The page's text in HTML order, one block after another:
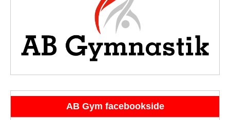
AB Gym facebookside